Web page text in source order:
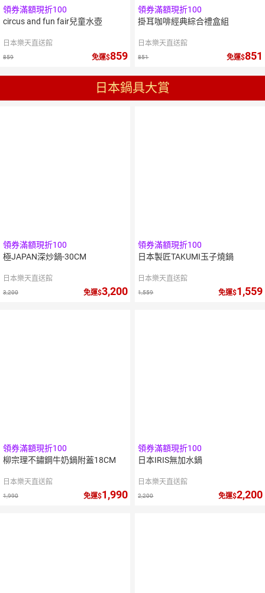
領券滿額現折100
circus and fun fair兒童水壺
日本樂天直送館
859 免運 859
領券滿額現折100
掛耳咖啡經典綜合禮盒組
日本樂天直送館
851 免運 851
日本鍋具大賞
領券滿額現折100
極JAPAN深炒鍋-30CM
日本樂天直送館
3,200 免運 3,200
領券滿額現折100
日本製匠TAKUMI玉子燒鍋
日本樂天直送館
1,559 免運 1,559
領券滿額現折100
柳宗理不鏽鋼牛奶鍋附蓋18CM
日本樂天直送館
1,990 免運 1,990
領券滿額現折100
日本IRIS無加水鍋
日本樂天直送館
2,200 免運 2,200